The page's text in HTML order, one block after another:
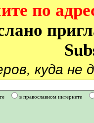
по
куда
в православном интернете